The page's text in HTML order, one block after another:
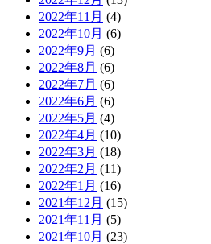
2022年11月 (4)
2022年10月 (6)
2022年9月 (6)
2022年8月 (6)
2022年7月 (6)
2022年6月 (6)
2022年5月 (4)
2022年4月 (10)
2022年3月 (18)
2022年2月 (11)
2022年1月 (16)
2021年12月 (15)
2021年11月 (5)
2021年10月 (23)